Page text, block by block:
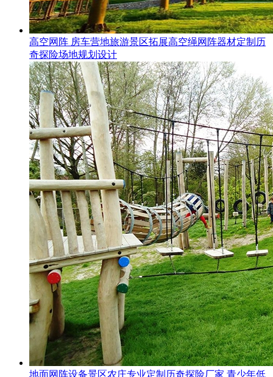
高空网阵 房车营地旅游景区拓展高空绳网阵器材定制历
奇探险场地规划设计
地面网阵设备景区农庄专业定制历奇探险厂家 青少年低